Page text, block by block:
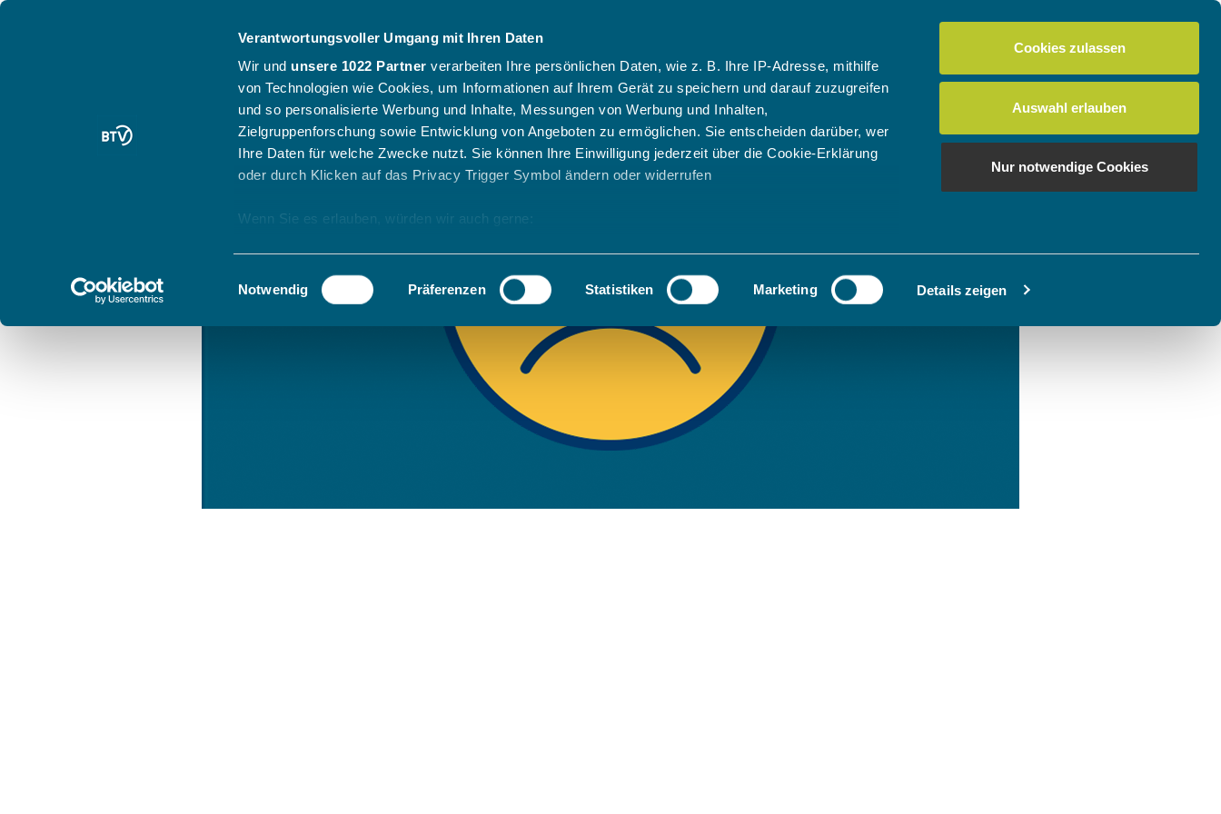
Verantwortungsvoller Umgang mit Ihren Daten
Wir und unsere 1022 Partner verarbeiten Ihre persönlichen Daten, wie z. B. Ihre IP-Adresse, mithilfe
von Technologien wie Cookies, um Informationen auf Ihrem Gerät zu speichern und darauf zuzugreifen
und so personalisierte Werbung und Inhalte, Messungen von Werbung und Inhalten,
Zielgruppenforschung sowie Entwicklung von Angeboten zu ermöglichen. Sie entscheiden darüber, wer
Ihre Daten für welche Zwecke nutzt. Sie können Ihre Einwilligung jederzeit über die Cookie-Erklärung
oder durch Klicken auf das Privacy Trigger Symbol ändern oder widerrufen
Wenn Sie es erlauben, würden wir auch gerne:
Ihr Gerät durch aktives Scannen nach bestimmten Merkmalen (Fingerprinting) identifizieren
Abschnitt Einzelheiten
Wir verwenden Cookies, um Inhalte und Anzeigen zu personalisieren, Funktionen für soziale Medien
anbieten zu können und die Zugriffe auf unsere Website zu analysieren. Außerdem geben wir
Informationen zu Ihrer Verwendung unserer Website an unsere Partner für soziale Medien, Werbung
und Analysen weiter. Unsere Partner führen diese Informationen möglicherweise mit weiteren Daten
Einwilligungsauswahl
Notwendig Präferenzen Statistiken Marketing Details zeigen
Cookies zulassen
Auswahl erlauben
Nur notwendige Cookies